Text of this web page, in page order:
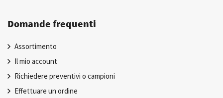
Domande frequenti
Assortimento
Il mio account
Richiedere preventivi o campioni
Effettuare un ordine